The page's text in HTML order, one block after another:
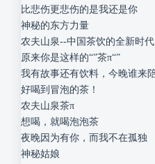
比悲伤更悲伤的是我还是你
神秘的东方力量
农夫山泉--中国茶饮的全新时代
原来你是这样的“”茶π“”
我有故事还有饮料，今晚谁来
好喝到冒泡的茶！
农夫山泉茶π
想喝，就喝泡泡茶
​夜晚因为有你，而我不在孤独
神秘姑娘